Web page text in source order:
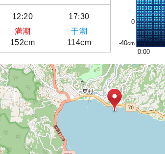
12:20 17:30
満潮
干潮
152cm 114cm
0
-40
0:00